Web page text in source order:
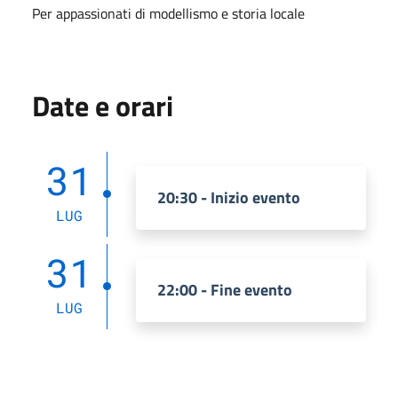
Per appassionati di modellismo e storia locale
Date e orari
31
LUG
20:30 - Inizio evento
31
LUG
22:00 - Fine evento